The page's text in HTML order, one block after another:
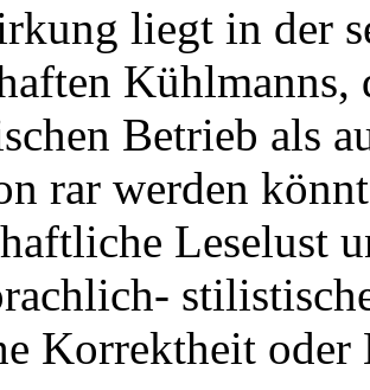
liegt in der
Betrieb als
rar werden
Leselust
Korrektheit oder